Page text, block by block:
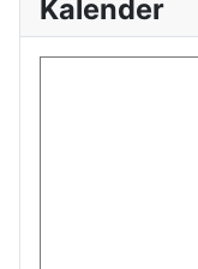
Kalender